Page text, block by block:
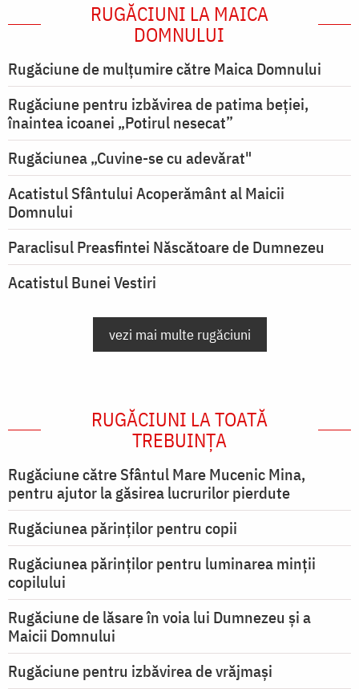
RUGĂCIUNI LA MAICA
DOMNULUI
Rugăciune de mulţumire către Maica Domnului
Rugăciune pentru izbăvirea de patima beției,
înaintea icoanei „Potirul nesecat”
Rugăciunea „Cuvine-se cu adevărat"
Acatistul Sfântului Acoperământ al Maicii
Domnului
Paraclisul Preasfintei Născătoare de Dumnezeu
Acatistul Bunei Vestiri
vezi mai multe rugăciuni
RUGĂCIUNI LA TOATĂ
TREBUINȚA
Rugăciune către Sfântul Mare Mucenic Mina,
pentru ajutor la găsirea lucrurilor pierdute
Rugăciunea părinților pentru copii
Rugăciunea părinților pentru luminarea minţii
copilului
Rugăciune de lăsare în voia lui Dumnezeu şi a
Maicii Domnului
Rugăciune pentru izbăvirea de vrăjmași